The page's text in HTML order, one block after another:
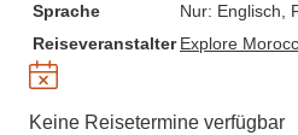
Sprache
Nur: Englisch,
Reiseveranstalter Explore
Keine Reisetermine verfügbar